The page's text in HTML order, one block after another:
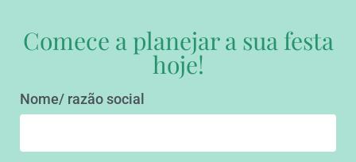
Comece a planejar a sua festa
hoje!
Nome/ razão social